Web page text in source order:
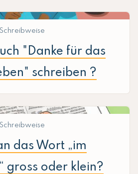
Schreibweise
"Danke für das
schreiben ?
Schreibweise
das Wort „im
gross oder klein?